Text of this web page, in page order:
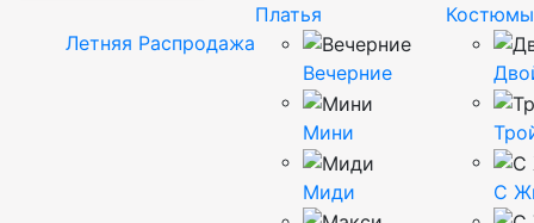
Летняя Распродажа
Платья
Вечерние
Мини
Миди
Костюмы
С